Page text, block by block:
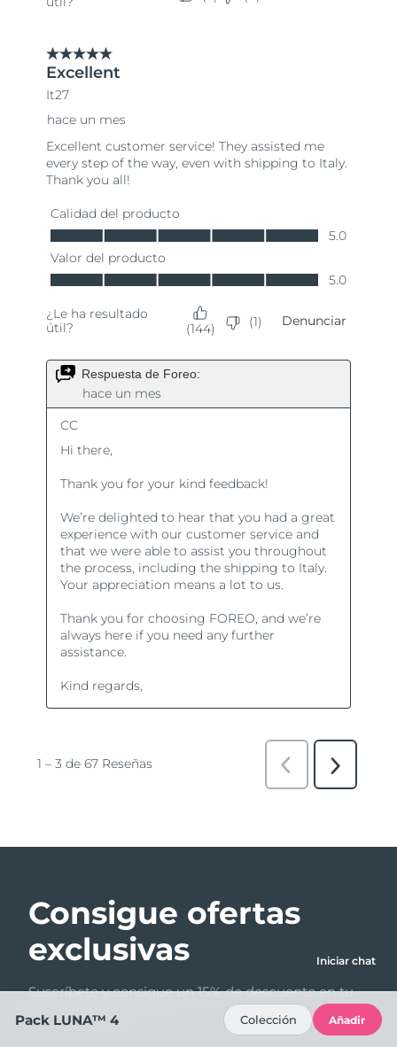
Consigue ofertas
exclusivas
Suscríbete y consigue un 15% de descuento en tu
primer pedido.
Iniciar chat
Pack LUNA™ 4 Colección Añadir